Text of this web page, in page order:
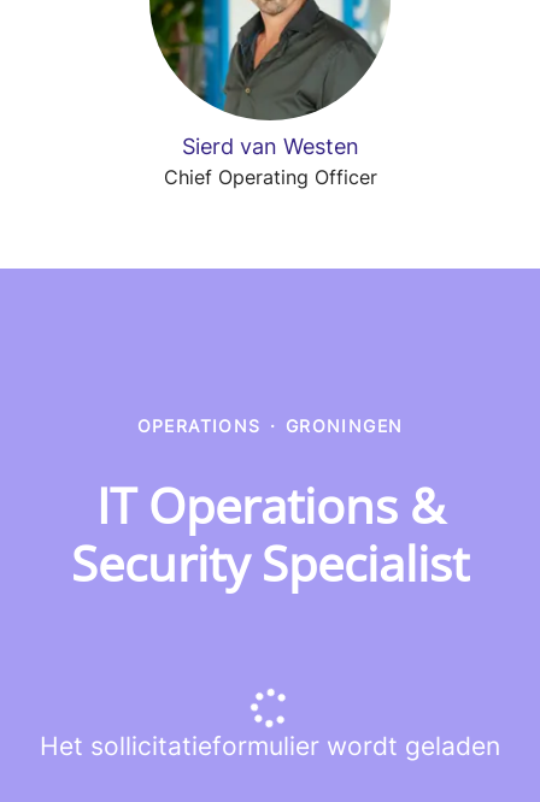
Sierd van Westen
Chief Operating Officer
OPERATIONS · GRONINGEN
IT Operations &
Security Specialist
Het sollicitatieformulier wordt geladen